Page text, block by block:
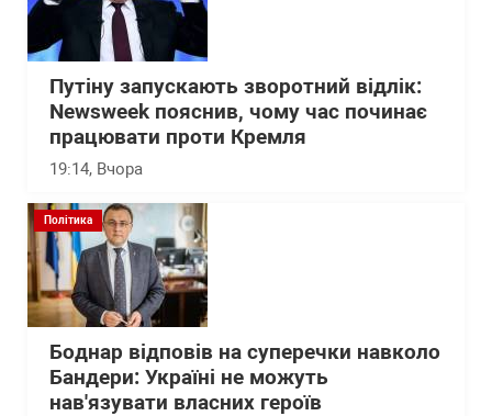
Путіну запускають зворотний відлік:
Newsweek пояснив, чому час починає
працювати проти Кремля
19:14, Вчора
Політика
Боднар відповів на суперечки навколо
Бандери: Україні не можуть
нав'язувати власних героїв